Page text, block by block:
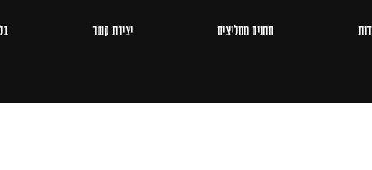
חתנים ממליצים יצירת קשר